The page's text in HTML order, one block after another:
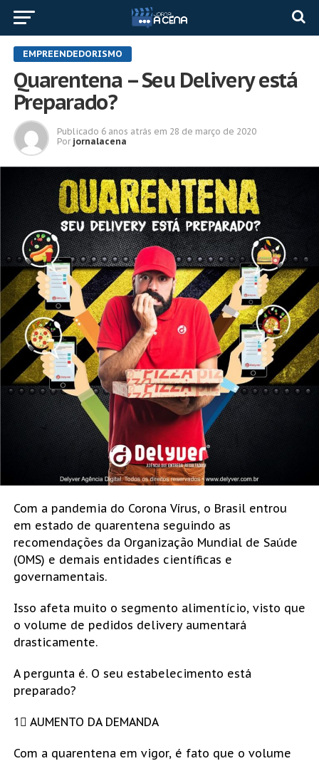
EMPREENDEDORISMO
Quarentena – Seu Delivery está
Preparado?
Publicado 6 anos atrás em 28 de março de 2020
Por jornalacena
Com a pandemia do Corona Vírus, o Brasil entrou
em estado de quarentena seguindo as
recomendações da Organização Mundial de Saúde
(OMS) e demais entidades científicas e
governamentais.
Isso afeta muito o segmento alimentício, visto que
o volume de pedidos delivery aumentará
drasticamente.
A pergunta é. O seu estabelecimento está
preparado?
1⃣ AUMENTO DA DEMANDA
Com a quarentena em vigor, é fato que o volume